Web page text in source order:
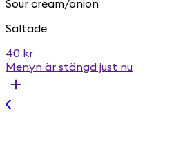
Sour cream/onion
Saltade
40 kr
Menyn är stängd just nu